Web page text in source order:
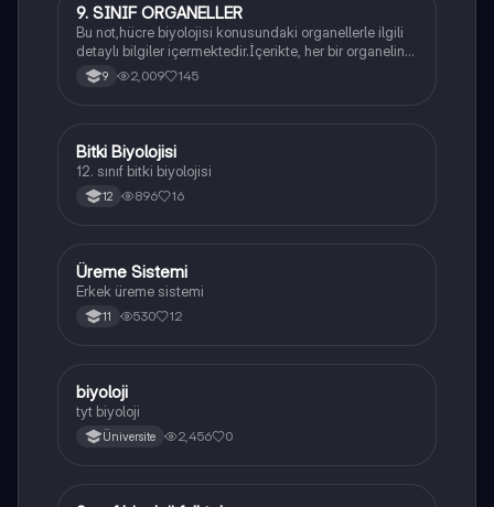
Biyoloji
9. SINIF ORGANELLER
Bu not,hücre biyolojisi konusundaki organellerle ilgili
detaylı bilgiler içermektedir.İçerikte, her bir organelin
yapısı,fonksiyonları ve hücre içindeki rolü
açıklanmaktadır.
9 2,009 145
Biyoloji
Bitki Biyolojisi
12. sınıf bitki biyolojisi
12 896 16
Biyoloji
Üreme Sistemi
Erkek üreme sistemi
11 530 12
BBiyoloji
biyoloji
tyt biyoloji
Üniversite 2,456 0